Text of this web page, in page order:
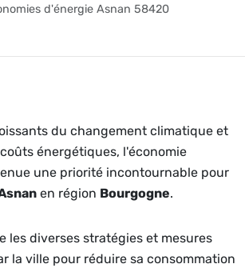
d'énergie Asnan 58420
du changement climatique et
énergétiques, l'économie
une priorité incontournable pour
en région Bourgogne.
les diverses stratégies et mesures
la ville pour réduire sa consommation